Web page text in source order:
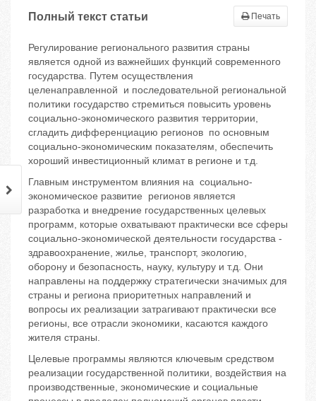
Полный текст статьи Печать
Регулирование регионального развития страны
является одной из важнейших функций современного
государства. Путем осуществления
целенаправленной и последовательной региональной
политики государство стремиться повысить уровень
социально-экономического развития территории,
сгладить дифференциацию регионов по основным
социально-экономическим показателям, обеспечить
хороший инвестиционный климат в регионе и т.д.
Главным инструментом влияния на социально-
экономическое развитие регионов является
разработка и внедрение государственных целевых
программ, которые охватывают практически все сферы
социально-экономической деятельности государства -
здравоохранение, жилье, транспорт, экологию,
оборону и безопасность, науку, культуру и т.д. Они
направлены на поддержку стратегически значимых для
страны и региона приоритетных направлений и
вопросы их реализации затрагивают практически все
регионы, все отрасли экономики, касаются каждого
жителя страны.
Целевые программы являются ключевым средством
реализации государственной политики, воздействия на
производственные, экономические и социальные